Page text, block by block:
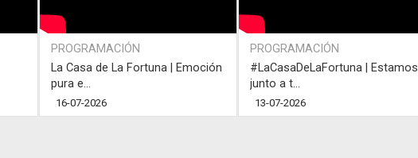
PROGRAMACIÓN
La Casa de La Fortuna | Emoción
pura e...
16-07-2026
PROGRAMACIÓN
#LaCasaDeLaFortuna | Estamos
junto a t...
13-07-2026